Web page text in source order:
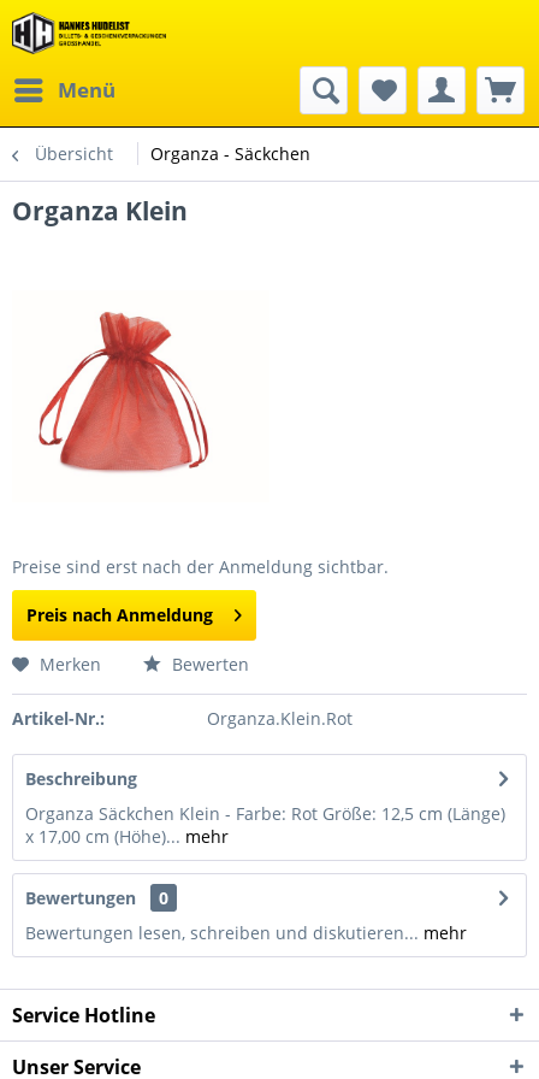
Menü
Übersicht Organza - Säckchen
Organza Klein
Preise sind erst nach der Anmeldung sichtbar.
Preis nach Anmeldung
Merken Bewerten
Artikel-Nr.: Organza.Klein.Rot
Beschreibung
Organza Säckchen Klein - Farbe: Rot Größe: 12,5 cm (Länge)
x 17,00 cm (Höhe)... mehr
Bewertungen
0
Bewertungen lesen, schreiben und diskutieren... mehr
Service Hotline
Unser Service